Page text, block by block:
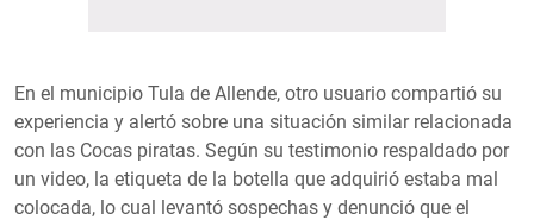
En el municipio Tula de Allende, otro usuario compartió su
experiencia y alertó sobre una situación similar relacionada
con las Cocas piratas. Según su testimonio respaldado por
un video, la etiqueta de la botella que adquirió estaba mal
colocada, lo cual levantó sospechas y denunció que el